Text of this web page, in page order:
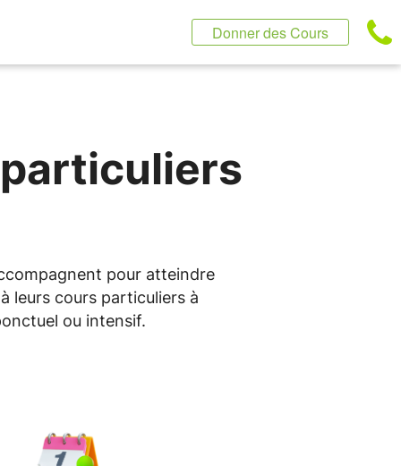
Donner des Cours
pour atteindre
leurs cours particuliers à
ou intensif.